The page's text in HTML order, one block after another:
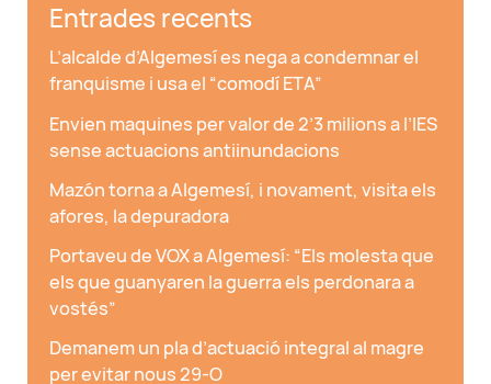
Entrades recents
L’alcalde d’Algemesí es nega a condemnar el
franquisme i usa el “comodí ETA”
Envien maquines per valor de 2’3 milions a l’IES
sense actuacions antiinundacions
Mazón torna a Algemesí, i novament, visita els
afores, la depuradora
Portaveu de VOX a Algemesí: “Els molesta que
els que guanyaren la guerra els perdonara a
vostés”
Demanem un pla d’actuació integral al magre
per evitar nous 29-O